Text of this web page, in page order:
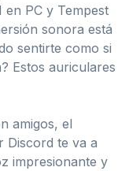
en PC y Tempest
sonora está
sentirte como si
Estos auriculares
amigos, el
Discord te va a
impresionante y